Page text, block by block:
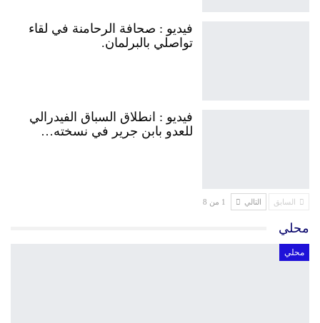
فيديو : صحافة الرحامنة في لقاء
تواصلي بالبرلمان.
فيديو : انطلاق السباق الفيدرالي
للعدو بابن جرير في نسخته…
السابق التالي 1 من 8
محلي
محلي